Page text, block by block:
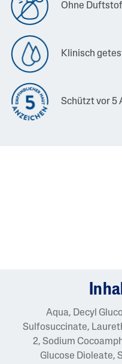
Ohne
Klinisch
Schützt vor 5
Aqua, Decyl
Sulfosuccinate,
2, Sodium
Glucose Dioleate,